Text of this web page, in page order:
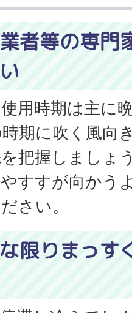
者等の専門
用時期は主に
期に吹く風向
把握しましょ
すすが向かう
さい。
限りまっす